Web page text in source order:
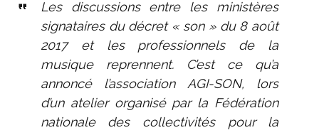
Les discussions entre les ministères
signataires du décret « son » du 8 août
2017 et les professionnels de la
musique reprennent. C’est ce qu’a
annoncé l’association AGI-SON, lors
d’un atelier organisé par la Fédération
nationale des collectivités pour la